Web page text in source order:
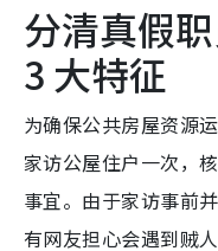
分清真假
3 大特征
为确保公共房屋资源
家访公屋住户一次，
事宜。由于家访事前
有网友担心会遇到贼